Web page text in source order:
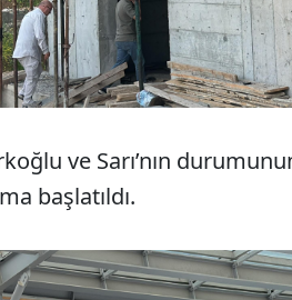
ve Sarı’nın
başlatıldı.